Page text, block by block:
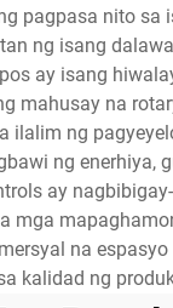
pagpasa nito
ng isang
ay isang
mahusay na
ilalim ng
ng
ay
mga
na
kalidad ng